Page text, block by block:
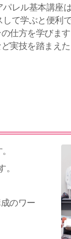
レル基本講座
て学ぶと便利
仕方を学びま
実技を踏まえ
のワー